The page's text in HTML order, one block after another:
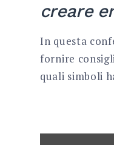
creare
In questa
fornire
quali simboli
DISPLAY